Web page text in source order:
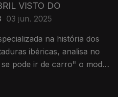
VISTO DO
03 jun. 2025
na história dos
ibéricas, analisa no
pode ir de carro" o modo